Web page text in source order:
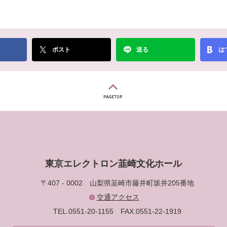
ポスト 送る は
東京エレクトロン韮崎文化ホール
〒407 - 0002 山梨県韮崎市藤井町坂井205番地
交通アクセス
TEL.0551-20-1155 FAX.0551-22-1919